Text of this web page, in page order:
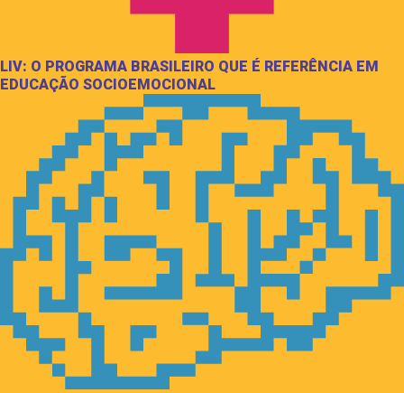
LIV: O PROGRAMA BRASILEIRO QUE É REFERÊNCIA EM
EDUCAÇÃO SOCIOEMOCIONAL